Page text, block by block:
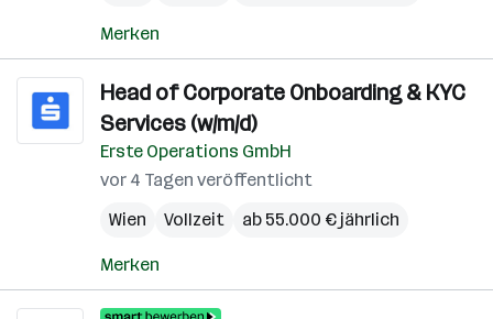
Merken
Head of Corporate Onboarding & KYC
Services (w/m/d)
Erste Operations GmbH
vor 4 Tagen veröffentlicht
Wien
Vollzeit ab 55.000 € jährlich
Merken